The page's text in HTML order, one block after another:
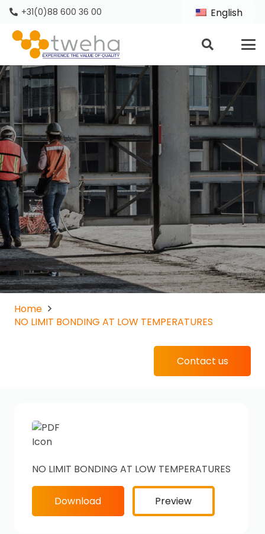
+31(0)88 600 36 00 English
Home
NO LIMIT BONDING AT LOW TEMPERATURES
Contact us
NO LIMIT BONDING AT LOW TEMPERATURES
Download Preview